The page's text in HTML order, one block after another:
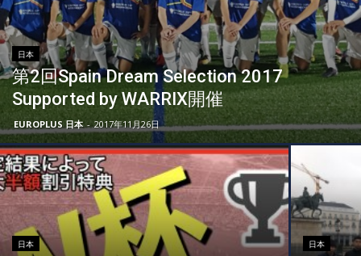
日本
第2回Spain Dream Selection 2017
Supported by WARRIX開催
EUROPLUS 日本 - 2017年11月26日
日本 日本